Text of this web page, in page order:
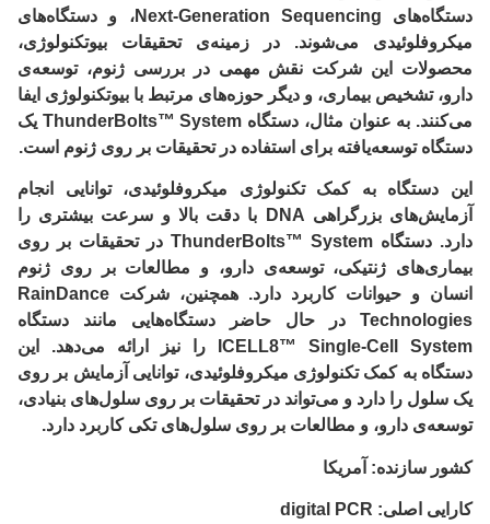
دستگاه‌های Next-Generation Sequencing، و دستگاه‌های
میکروفلوئیدی می‌شوند. در زمینه‌ی تحقیقات بیوتکنولوژی،
محصولات این شرکت نقش مهمی در بررسی ژنوم، توسعه‌ی
دارو، تشخیص بیماری، و دیگر حوزه‌های مرتبط با بیوتکنولوژی ایفا
می‌کنند. به عنوان مثال، دستگاه ThunderBolts™ System یک
دستگاه توسعه‌یافته برای استفاده در تحقیقات بر روی ژنوم است.
این دستگاه به کمک تکنولوژی میکروفلوئیدی، توانایی انجام
آزمایش‌های بزرگراهی DNA با دقت بالا و سرعت بیشتری را
دارد. دستگاه ThunderBolts™ System در تحقیقات بر روی
بیماری‌های ژنتیکی، توسعه‌ی دارو، و مطالعات بر روی ژنوم
انسان و حیوانات کاربرد دارد. همچنین، شرکت RainDance
Technologies در حال حاضر دستگاه‌هایی مانند دستگاه
ICELL8™ Single-Cell System را نیز ارائه می‌دهد. این
دستگاه به کمک تکنولوژی میکروفلوئیدی، توانایی آزمایش بر روی
یک سلول را دارد و می‌تواند در تحقیقات بر روی سلول‌های بنیادی،
توسعه‌ی دارو، و مطالعات بر روی سلول‌های تکی کاربرد دارد.
کشور سازنده: آمریکا
کارایی اصلی: digital PCR